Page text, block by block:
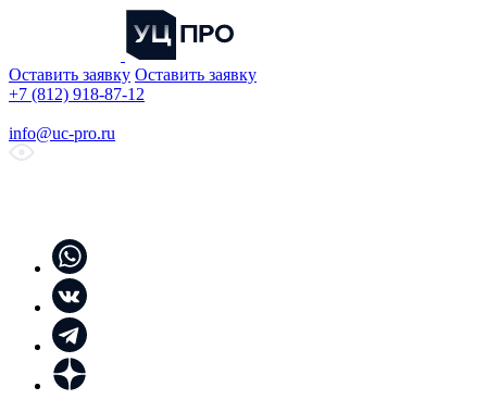
Оставить заявку Оставить заявку
+7 (812) 918-87-12
info@uc-pro.ru